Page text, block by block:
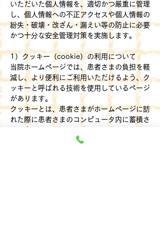
いただいた個人情報を、適切かつ厳重に管理
し、個人情報への不正アクセスや個人情報の
紛失・破壊・改ざん・漏えい等の防止に必要
かつ十分な安全管理対策を実施します。
1）クッキー（cookie）の利用について
当院ホームページでは、患者さまの負担を軽
減し、より便利にご利用いただけるよう、ク
ッキーと呼ばれる技術を使用しているページ
があります。
クッキーとは、患者さまがホームページに訪
れた際に患者さまのコンピュータ内に蓄積さ
れにより再度患者さまがホームページを訪れ